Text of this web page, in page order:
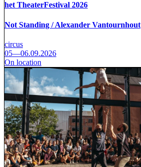
het TheaterFestival 2026
Not Standing / Alexander Vantournhout
circus
05—06.09.2026
On location